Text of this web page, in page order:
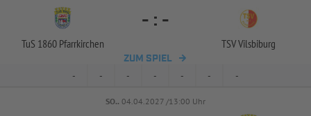
TuS 1860 Pfarrkirchen
- : -
TSV Vilsbiburg
ZUM SPIEL
- - - - - - -
SO.. 04.04.2027 /13:00 Uhr